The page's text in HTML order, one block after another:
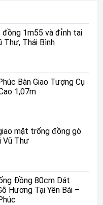
áo đồng phục, và
hiệu thể hiện nhận dạng
sự đó.
thời tạo sự thống
loại và xếp hạng các
đồng 1m55 và đỉnh tai
Thư, Thái Bình
Bàn Giao Tượng Cụ
1,07m
mặt trống đồng gò
Vũ Thư
Đồng 80cm Dát
Hương Tại Yên Bái –